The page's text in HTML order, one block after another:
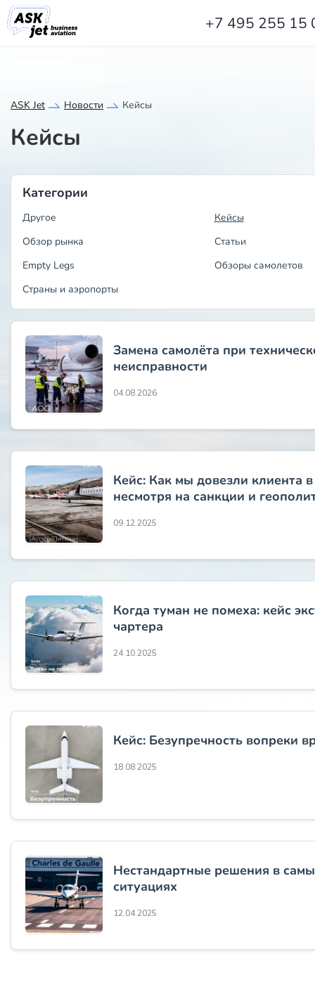
+7 495 255 15
ASK Jet Новости Кейсы
Кейсы
Замена самолёта при
неисправности
04.08.2026
Кейс: Как мы довезли клиента
несмотря на санкции и
09.12.2025
Когда туман не помеха: кейс
чартера
24.10.2025
Кейс: Безупречность вопреки
18.08.2025
Нестандартные решения в
ситуациях
12.04.2025
Категории
Другое
Кейсы
Обзор рынка
Статьи
Empty Legs
Обзоры самолетов
Страны и аэропорты